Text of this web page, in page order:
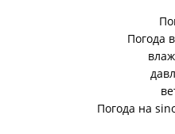
Погода в
Погода на